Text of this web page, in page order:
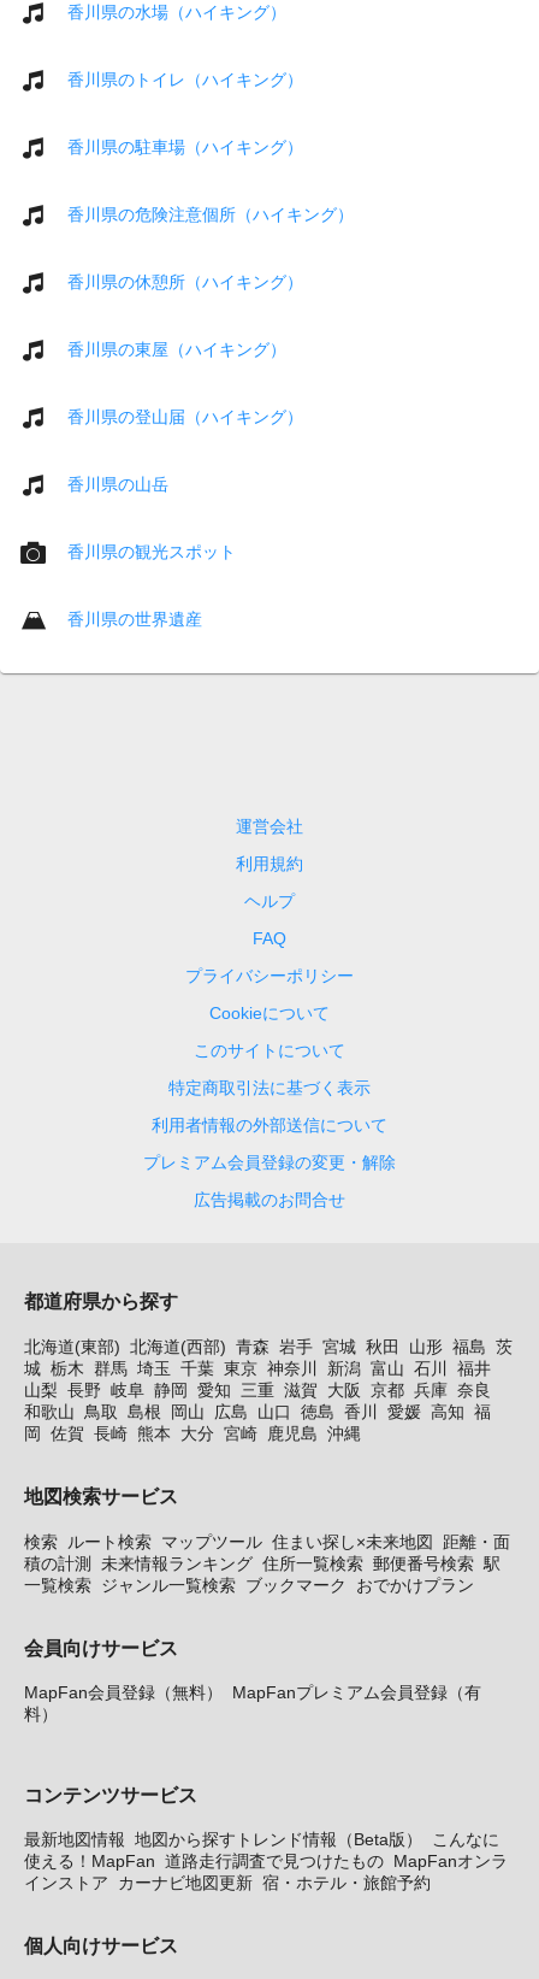
香川県の水場（ハイキング）
香川県のトイレ（ハイキング）
香川県の駐車場（ハイキング）
香川県の危険注意個所（ハイキング）
香川県の休憩所（ハイキング）
香川県の東屋（ハイキング）
香川県の登山届（ハイキング）
香川県の山岳
香川県の観光スポット
香川県の世界遺産
運営会社
利用規約
ヘルプ
FAQ
プライバシーポリシー
Cookieについて
このサイトについて
特定商取引法に基づく表示
利用者情報の外部送信について
プレミアム会員登録の変更・解除
広告掲載のお問合せ
都道府県から探す
北海道(東部) 北海道(西部) 青森 岩手 宮城 秋田 山形 福島 茨
城 栃木 群馬 埼玉 千葉 東京 神奈川 新潟 富山 石川
福井
山梨 長野 岐阜 静岡 愛知 三重 滋賀 大阪 京都 兵庫 奈良
和歌山
鳥取 島根 岡山 広島 山口 徳島 香川 愛媛 高知 福
岡
佐賀 長崎 熊本 大分 宮崎 鹿児島 沖縄
地図検索サービス
検索 ルート検索 マップツール 住まい探し×未来地図
距離・面
積の計測 未来情報ランキング 住所一覧検索 郵便番号検索 駅
一覧検索 ジャンル一覧検索 ブックマーク おでかけプラン
会員向けサービス
MapFan会員登録（無料）
MapFanプレミアム会員登録（有
料）
コンテンツサービス
最新地図情報 地図から探すトレンド情報（Beta版）
こんなに
使える！MapFan 道路走行調査で見つけたもの MapFanオンラ
インストア
カーナビ地図更新 宿・ホテル・旅館予約
個人向けサービス